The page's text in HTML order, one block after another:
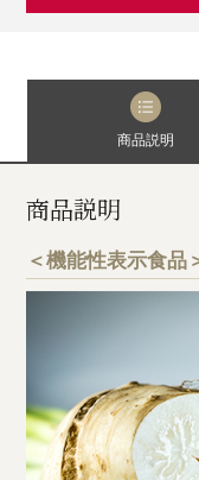
商品説明
商品説明
＜機能性表示食品